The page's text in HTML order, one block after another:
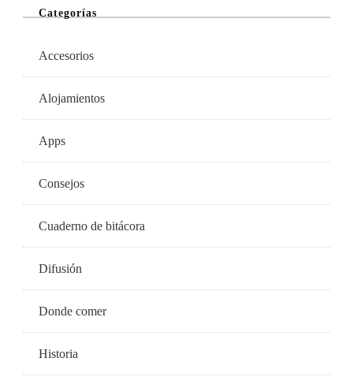
Categorías
Accesorios
Alojamientos
Apps
Consejos
Cuaderno de bitácora
Difusión
Donde comer
Historia